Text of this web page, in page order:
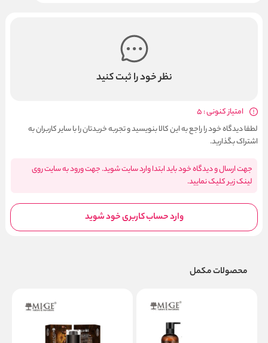
نظر خود را ثبت کنید
امتیاز کنونی : 5
لطفا دیدگاه خود را راجع به این کالا بنویسید و تجربه خریدتان را با سایر کاربران به
اشتراک بگذارید.
جهت ارسال و دیدگاه خود باید ابتدا وارد سایت شوید. جهت ورود به سایت روی
لینک زیر کلیک نمایید.
وارد حساب کاربری خود شوید
محصولات مکمل